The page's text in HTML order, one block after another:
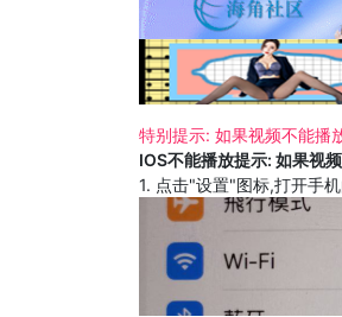
特别提示: 如果视频不能播
IOS不能播放提示: 如果视
1. 点击"设置"图标,打开手